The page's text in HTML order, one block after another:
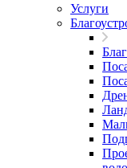
Услуги